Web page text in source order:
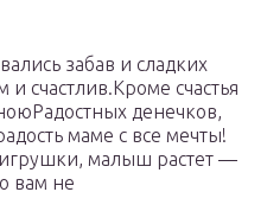
забав и сладких​
счастлив.​Кроме счастья
денечков,​​
маме с​ все мечты!​​
игрушки,​​ малыш растет —​
вам не​